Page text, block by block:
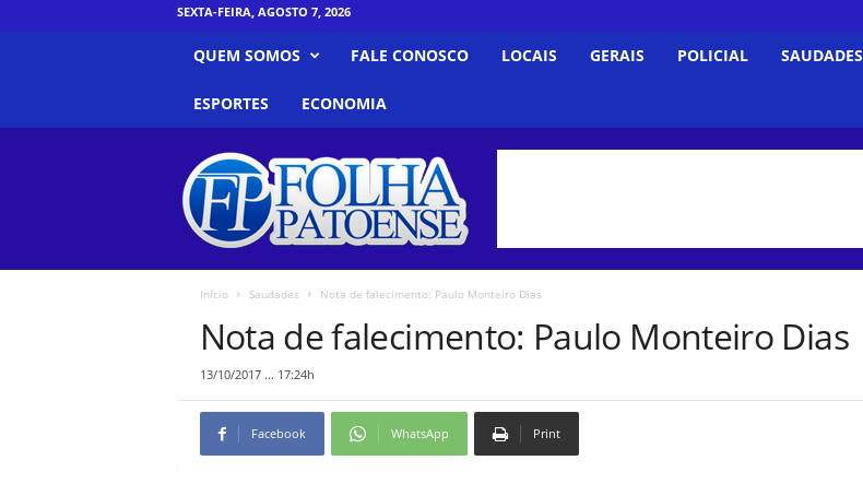
SEXTA-FEIRA, AGOSTO 7, 2026
QUEM SOMOS FALE CONOSCO LOCAIS GERAIS POLICIAL SAUDADES
ESPORTES ECONOMIA
s
Início Saudades Nota de falecimento: Paulo Monteiro Dias
Nota de falecimento: Paulo Monteiro Dias
13/10/2017 ... 17:24h
Facebook WhatsApp Print